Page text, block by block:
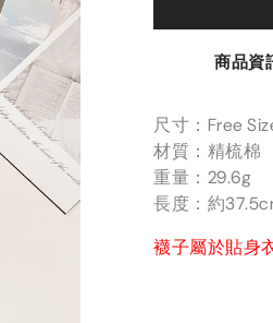
商品資
尺寸：Free
材質：精梳棉
重量：29.6g
長度：約
襪子屬於貼身